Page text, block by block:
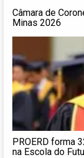
Câmara de
Minas 2026
PROERD forma
na Escola do